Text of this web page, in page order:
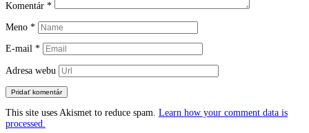
Komentár *
Meno *
E-mail *
Adresa webu
This site uses Akismet to reduce spam. Learn how your comment data is
processed.